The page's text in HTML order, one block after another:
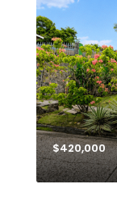
$420,000